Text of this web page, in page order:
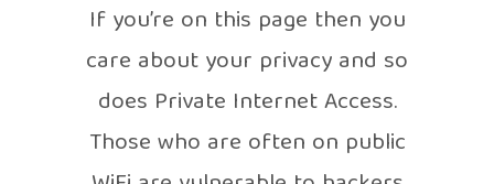
If you’re on this page then you
care about your privacy and so
does Private Internet Access.
Those who are often on public